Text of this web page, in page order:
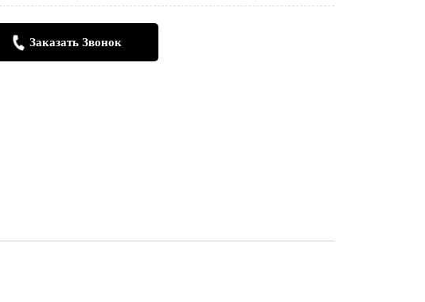
Заказать Звонок